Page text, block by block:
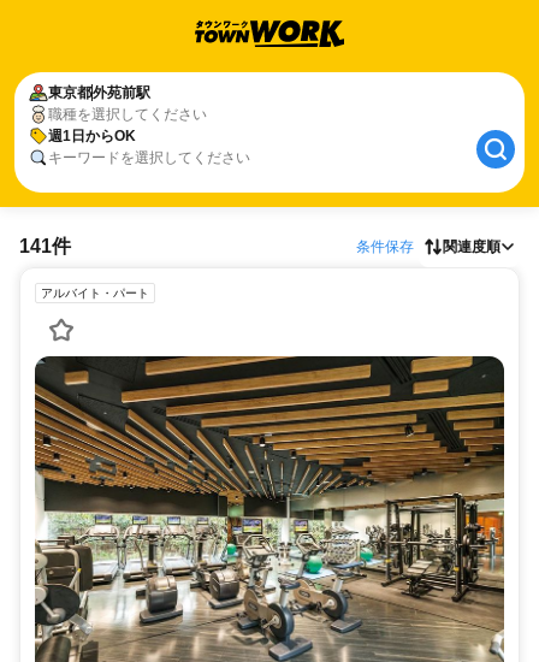
東京都外苑前駅
職種を選択してください
週1日からOK
キーワードを選択してください
141件 条件保存 関連度順
アルバイト・パート